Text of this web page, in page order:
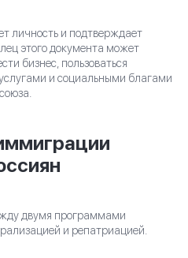
личность и подтверждает
этого документа может
бизнес, пользоваться
и социальными благами
двумя программами
и репатриацией.